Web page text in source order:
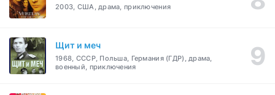
2003, США, драма, приключения
Щит и меч
1968, СССР, Польша, Германия (ГДР), драма,
военный, приключения